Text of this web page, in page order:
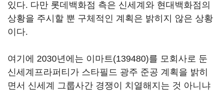
있다. 다만 롯데백화점 측은 신세계와 현대백화점의
상황을 주시할 뿐 구체적인 계획은 밝히지 않은 상황
이다.
여기에 2030년에는 이마트(139480)를 모회사로 둔
신세계프라퍼티가 스타필드 광주 준공 계획을 밝히
면서 신세계 그룹사간 경쟁이 치열해지는 것 아니냐